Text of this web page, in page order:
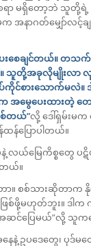
ာ မရှိတော့ဘဲ သူတို့ရဲ့
အနာဂတ်မျှော်လင့်
ေးစေချင်တယ်။ တသ
သူတို့အခုလိုမျိုးလာ
င်စားသောက်မလဲ။
ေပေးထားတဲ့ တေ
စ်တယ်”လို့ ဒေါ်ရှမ်းမ
န်ထန်ပြောပါတယ်။
လယ်မြေကိစ္စတွေ ပဋိ
တယ်။
ာ။ စစ်သားဆိုတာက
ြစ်ဖို့မဟုတ်ဘူး။ ဒါ
ဆင်ပြေမယ်”လို့ သူကပ
နဲ့ ဥပဒေတွေ၊ ပုဒ်